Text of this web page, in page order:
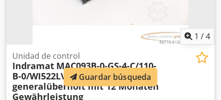
1 /4
Unidad de control
Indramat MAC093B-0-GS-4-C/110-
B-0/WI522LV SN:MAC093-24699
generalüberholt mit 12 Monaten
Gewährleistung
Guardar búsqueda